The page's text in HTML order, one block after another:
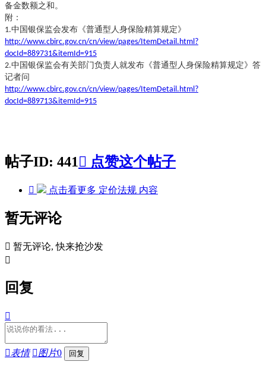
备金数额之和。
附：
1.中国银保监会发布《普通型人身保险精算规定》
http://www.cbirc.gov.cn/cn/view/pages/ItemDetail.html?
docId=889731&itemId=915
2.中国银保监会有关部门负责人就发布《普通型人身保险精算规定》答
记者问
http://www.cbirc.gov.cn/cn/view/pages/ItemDetail.html?
docId=889713&itemId=915
帖子ID: 441 点赞这个帖子
 点击看更多 定价法规 内容
暂无评论
 暂无评论, 快来抢沙发

回复

表情 图片0